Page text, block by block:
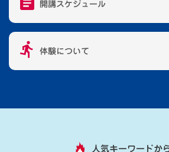
開講スケジュール
体験について
人気キーワードか